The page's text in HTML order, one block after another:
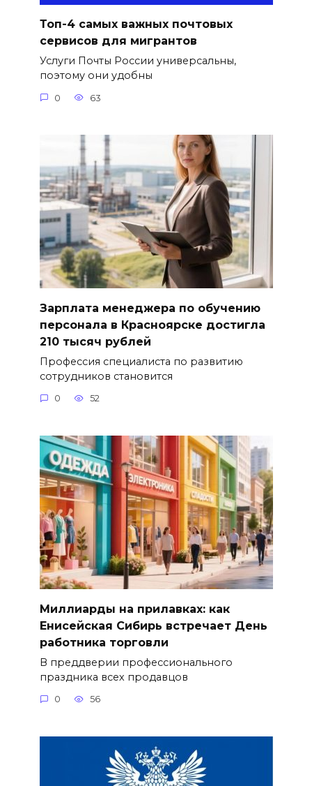
Топ-4 самых важных почтовых
сервисов для мигрантов
Услуги Почты России универсальны,
поэтому они удобны
0 63
Зарплата менеджера по обучению
персонала в Красноярске достигла
210 тысяч рублей
Профессия специалиста по развитию
сотрудников становится
0 52
Миллиарды на прилавках: как
Енисейская Сибирь встречает День
работника торговли
В преддверии профессионального
праздника всех продавцов
0 56